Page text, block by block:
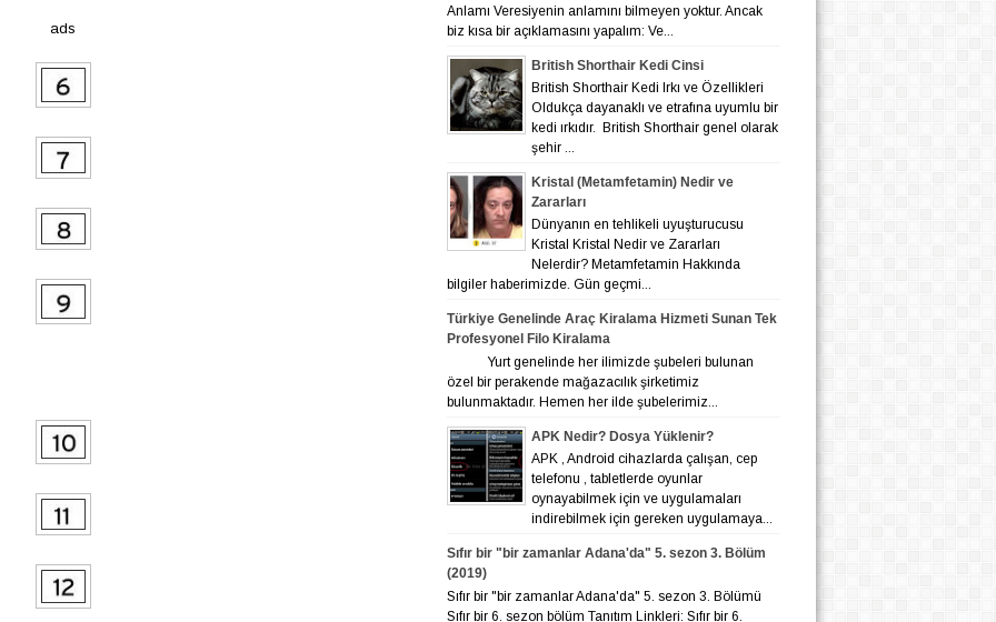
ads
Anlamı Veresiyenin anlamını bilmeyen yoktur. Ancak
biz kısa bir açıklamasını yapalım: Ve...
British Shorthair Kedi Cinsi
British Shorthair Kedi Irkı ve Özellikleri
Oldukça dayanaklı ve etrafına uyumlu bir
kedi ırkıdır. British Shorthair genel olarak
şehir ...
Kristal (Metamfetamin) Nedir ve
Zararları
Dünyanın en tehlikeli uyuşturucusu
Kristal Kristal Nedir ve Zararları
Nelerdir? Metamfetamin Hakkında
bilgiler haberimizde. Gün geçmi...
Türkiye Genelinde Araç Kiralama Hizmeti Sunan Tek
Profesyonel Filo Kiralama
Yurt genelinde her ilimizde şubeleri bulunan
özel bir perakende mağazacılık şirketimiz
bulunmaktadır. Hemen her ilde şubelerimiz...
APK Nedir? Dosya Yüklenir?
APK , Android cihazlarda çalışan, cep
telefonu , tabletlerde oyunlar
oynayabilmek için ve uygulamaları
indirebilmek için gereken uygulamaya...
Sıfır bir "bir zamanlar Adana'da" 5. sezon 3. Bölüm
(2019)
Sıfır bir "bir zamanlar Adana'da" 5. sezon 3. Bölümü
Sıfır bir 6. sezon bölüm Tanıtım Linkleri: Sıfır bir 6.